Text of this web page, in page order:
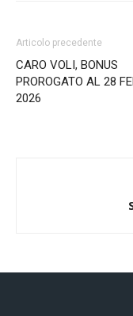
Articolo precedente
CARO VOLI, BONUS
PROROGATO AL 28
2026